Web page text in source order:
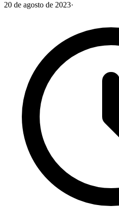
20 de agosto de 2023·